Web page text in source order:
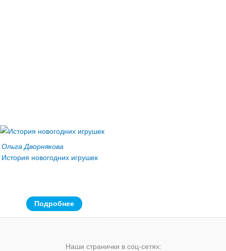
Ольга Дворнякова
История новогодних игрушек
Подробнее
Наши странички в соц-сетях: